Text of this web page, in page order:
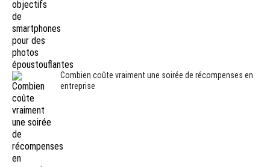
Combien coûte vraiment une soirée de récompenses en
entreprise